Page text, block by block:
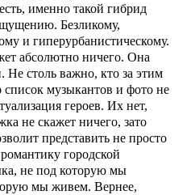
именно такой гибрид
Безликому,
и гиперурбанистическому.
абсолютно ничего. Она
Не столь важно, кто за этим
список музыкантов и фото не
героев. Их нет,
не скажет ничего, зато
представить не просто
городской
не под которую мы
мы живем. Вернее,